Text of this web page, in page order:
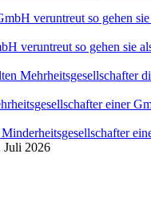
veruntreut so gehen
Juli 2026